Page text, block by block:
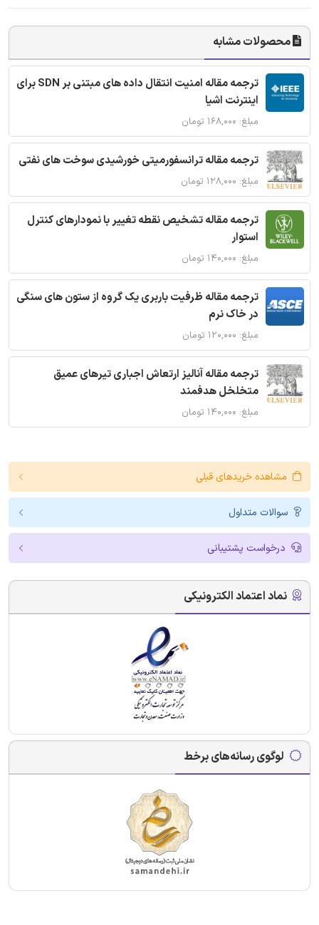
محصولات مشابه
ترجمه مقاله امنیت انتقال داده های مبتنی بر SDN برای
اینترنت اشیا
مبلغ: ۱۶۸,۰۰۰ تومان
ترجمه مقاله ترانسفورمیتی خورشیدی سوخت های نفتی
مبلغ: ۱۲۸,۰۰۰ تومان
ترجمه مقاله تشخیص نقطه تغییر با نمودارهای کنترل
استوار
مبلغ: ۱۴۰,۰۰۰ تومان
ترجمه مقاله ظرفیت باربری یک گروه از ستون های سنگی
در خاک نرم
مبلغ: ۱۲۰,۰۰۰ تومان
ترجمه مقاله آنالیز ارتعاش اجباری تیرهای عمیق
متخلخل هدفمند
مبلغ: ۱۴۰,۰۰۰ تومان
مشاهده خریدهای قبلی
سوالات متداول
درخواست پشتیبانی
نماد اعتماد الکترونیکی
لوگوی رسانه‌های برخط